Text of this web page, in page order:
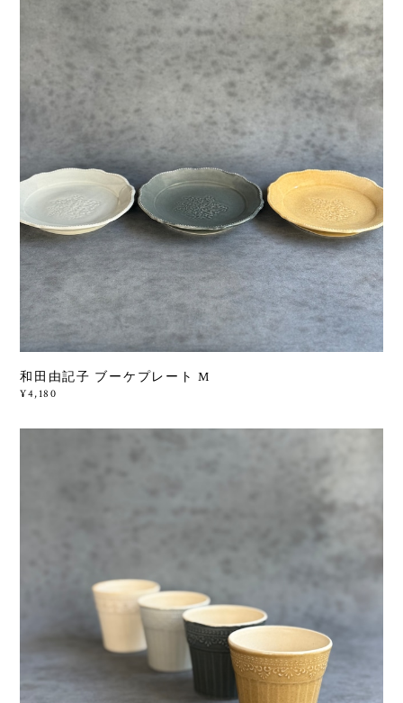
和田由記子 ブーケプレート M
¥4,180